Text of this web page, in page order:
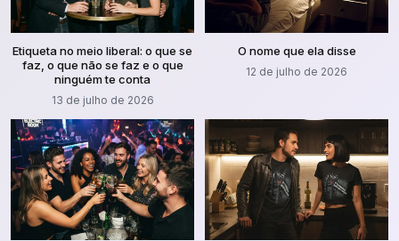
Etiqueta no meio liberal: o que se
faz, o que não se faz e o que
ninguém te conta
13 de julho de 2026
O nome que ela disse
12 de julho de 2026